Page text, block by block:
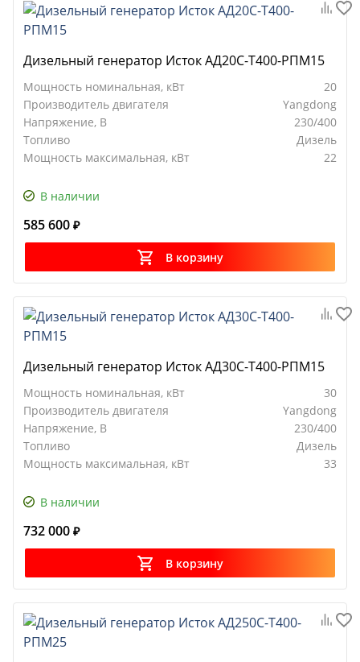
Дизельный генератор Исток АД20С-Т400-РПМ15
Мощность номинальная, кВт
20
Производитель двигателя
Yangdong
Напряжение, В
230/400
Топливо
Дизель
Мощность максимальная, кВт
22
В наличии
585 600 ₽
В корзину
Дизельный генератор Исток АД30С-Т400-РПМ15
Мощность номинальная, кВт
30
Производитель двигателя
Yangdong
Напряжение, В
230/400
Топливо
Дизель
Мощность максимальная, кВт
33
В наличии
732 000 ₽
В корзину